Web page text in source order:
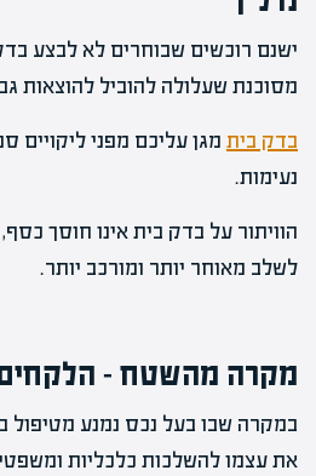
ישנם רוכשים שבוחרים לא לבצע
מסוכנת שעלולה להוביל להוצאות
בדק בית מגן עליכם מפני ליקויים
נעימות.
הוויתור על בדק בית אינו חוסך
לשלב מאוחר יותר ומורכב יותר.
מקרה מהשטח –
במקרה שבו בעל נכס נמנע מטיפול
את עצמו להשלכות כלכליות